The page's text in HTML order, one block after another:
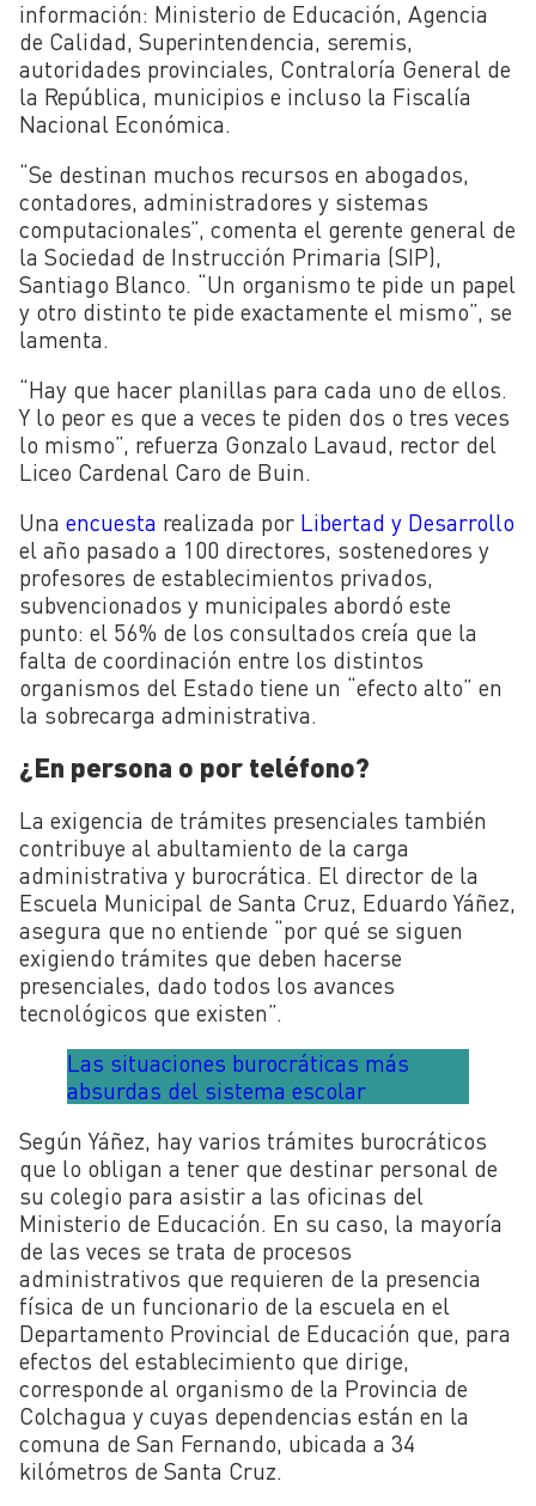
información: Ministerio de Educación, Agencia
de Calidad, Superintendencia, seremis,
autoridades provinciales, Contraloría General de
la República, municipios e incluso la Fiscalía
Nacional Económica.
“Se destinan muchos recursos en abogados,
contadores, administradores y sistemas
computacionales”, comenta el gerente general de
la Sociedad de Instrucción Primaria (SIP),
Santiago Blanco. “Un organismo te pide un papel
y otro distinto te pide exactamente el mismo”, se
lamenta.
“Hay que hacer planillas para cada uno de ellos.
Y lo peor es que a veces te piden dos o tres veces
lo mismo”, refuerza Gonzalo Lavaud, rector del
Liceo Cardenal Caro de Buin.
Una encuesta realizada por Libertad y Desarrollo
el año pasado a 100 directores, sostenedores y
profesores de establecimientos privados,
subvencionados y municipales abordó este
punto: el 56% de los consultados creía que la
falta de coordinación entre los distintos
organismos del Estado tiene un “efecto alto” en
la sobrecarga administrativa.
¿En persona o por teléfono?
La exigencia de trámites presenciales también
contribuye al abultamiento de la carga
administrativa y burocrática. El director de la
Escuela Municipal de Santa Cruz, Eduardo Yáñez,
asegura que no entiende “por qué se siguen
exigiendo trámites que deben hacerse
presenciales, dado todos los avances
tecnológicos que existen”.
Las situaciones burocráticas más
absurdas del sistema escolar
Según Yáñez, hay varios trámites burocráticos
que lo obligan a tener que destinar personal de
su colegio para asistir a las oficinas del
Ministerio de Educación. En su caso, la mayoría
de las veces se trata de procesos
administrativos que requieren de la presencia
física de un funcionario de la escuela en el
Departamento Provincial de Educación que, para
efectos del establecimiento que dirige,
corresponde al organismo de la Provincia de
Colchagua y cuyas dependencias están en la
comuna de San Fernando, ubicada a 34
kilómetros de Santa Cruz.